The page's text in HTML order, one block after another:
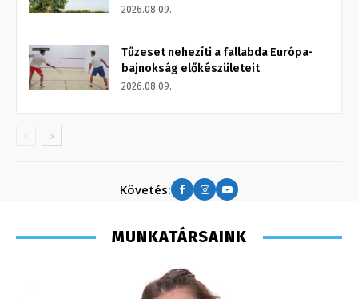
2026.08.09.
Tűzeset nehezíti a fallabda Európa-
bajnokság előkészületeit
2026.08.09.
Követés:
MUNKATÁRSAINK